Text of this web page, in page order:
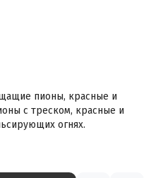
пионы, красные и
с треском, красные и
огнях.